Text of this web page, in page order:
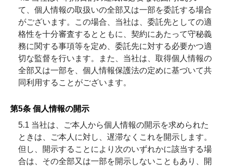
て、個人情報の取扱いの全部又は一部を委託する場合
がございます。この場合、当社は、委託先としての適
格性を十分審査するとともに、契約にあたって守秘義
務に関する事項等を定め、委託先に対する必要かつ適
切な監督を行います。また、当社は、取得個人情報の
全部又は一部を、個人情報保護法の定めに基づいて共
同利用することがございます。
第5条 個人情報の開示
5.1 当社は、ご本人から個人情報の開示を求められた
ときは、ご本人に対し、遅滞なくこれを開示します。
但し、開示することにより次のいずれかに該当する場
合は、その全部又は一部を開示しないこともあり、開